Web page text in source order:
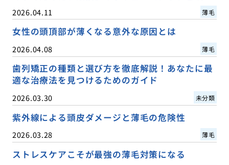
2026.04.11 薄毛
女性の頭頂部が薄くなる意外な原因とは
2026.04.08 薄毛
歯列矯正の種類と選び方を徹底解説！あなたに最
適な治療法を見つけるためのガイド
2026.03.30 未分類
紫外線による頭皮ダメージと薄毛の危険性
2026.03.28 薄毛
ストレスケアこそが最強の薄毛対策になる